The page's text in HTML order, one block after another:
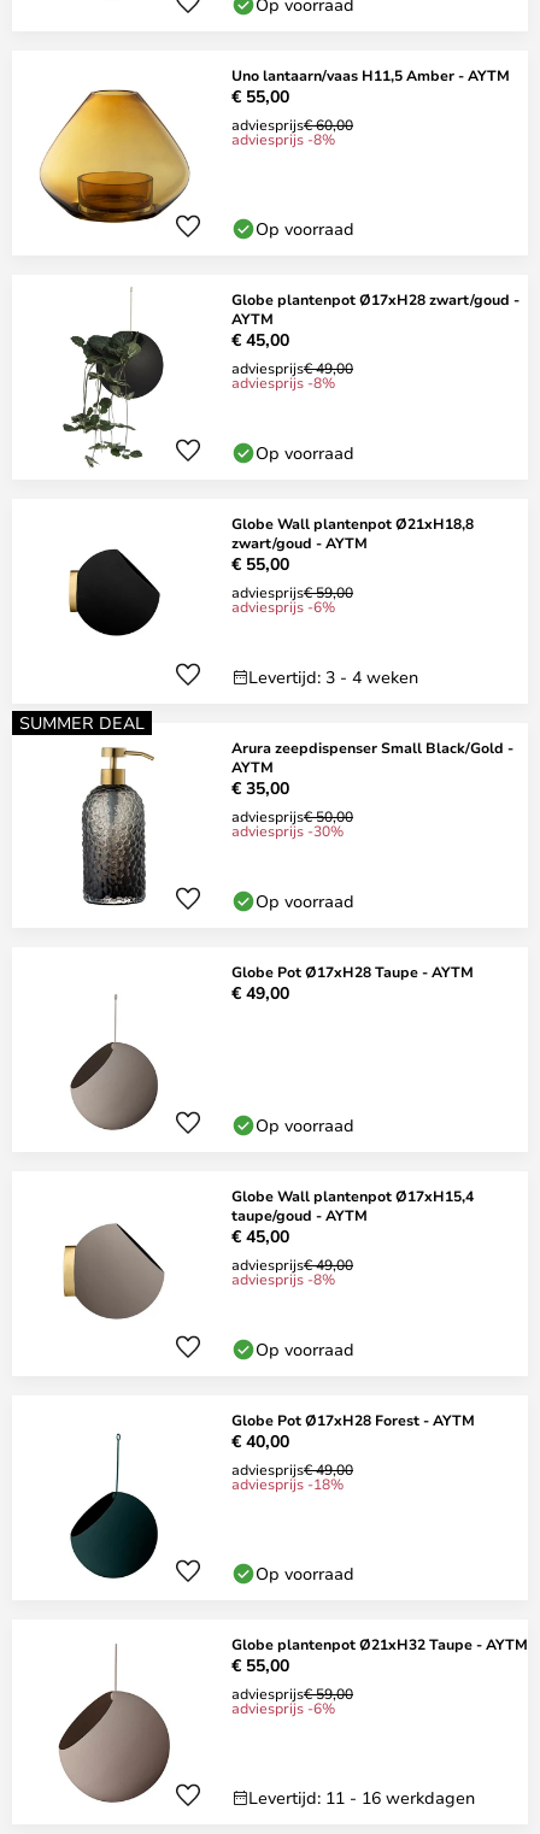
Uno lantaarn/vaas H11,5 Amber - AYTM
€ 55,00
adviesprijs€ 60,00
adviesprijs -8%
Op voorraad
Globe plantenpot Ø17xH28 zwart/goud -
AYTM
€ 45,00
adviesprijs€ 49,00
adviesprijs -8%
Op voorraad
Globe Wall plantenpot Ø21xH18,8
zwart/goud - AYTM
€ 55,00
adviesprijs€ 59,00
adviesprijs -6%
Levertijd: 3 - 4 weken
SUMMER DEAL
Arura zeepdispenser Small Black/Gold -
AYTM
€ 35,00
adviesprijs€ 50,00
adviesprijs -30%
Op voorraad
Globe Pot Ø17xH28 Taupe - AYTM
€ 49,00
Op voorraad
Globe Wall plantenpot Ø17xH15,4
taupe/goud - AYTM
€ 45,00
adviesprijs€ 49,00
adviesprijs -8%
Op voorraad
Globe Pot Ø17xH28 Forest - AYTM
€ 40,00
adviesprijs€ 49,00
adviesprijs -18%
Op voorraad
Globe plantenpot Ø21xH32 Taupe - AYTM
€ 55,00
adviesprijs€ 59,00
adviesprijs -6%
Levertijd: 11 - 16 werkdagen